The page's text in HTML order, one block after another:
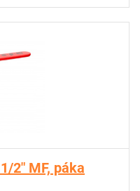
2" MF, páka